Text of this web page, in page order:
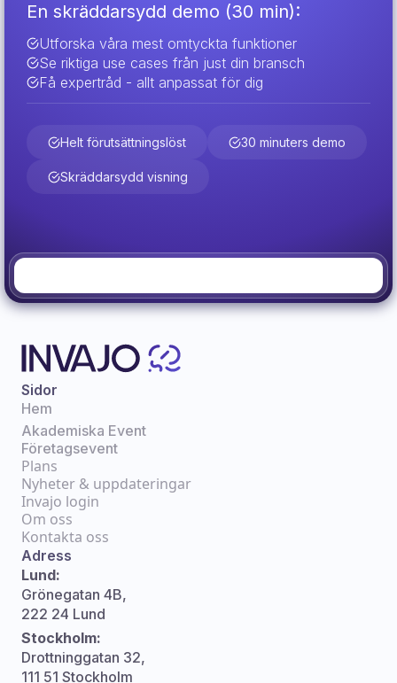
En skräddarsydd demo (30 min):
Utforska våra mest omtyckta funktioner
Se riktiga use cases från just din bransch
Få expertråd - allt anpassat för dig
Helt förutsättningslöst 30 minuters demo
Skräddarsydd visning
Sidor
Hem
Akademiska Event
Företagsevent
Plans
Nyheter & uppdateringar
Invajo login
Om oss
Kontakta oss
Adress
Lund:
Grönegatan 4B,
222 24 Lund
Stockholm:
Drottninggatan 32,
111 51 Stockholm